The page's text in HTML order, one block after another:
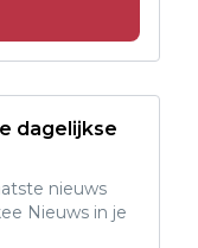
dagelijkse
nieuws
Nieuws in je